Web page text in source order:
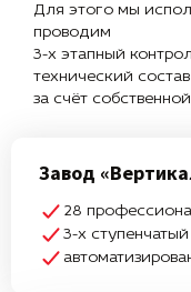
Для этого мы
проводим
3-х этапный
технический
за счёт
Завод
28
3-х